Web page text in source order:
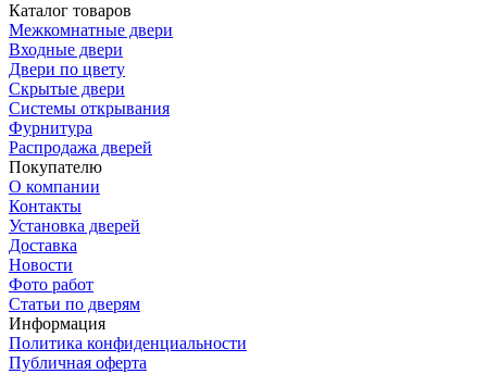
Каталог товаров
Межкомнатные двери
Входные двери
Двери по цвету
Скрытые двери
Системы открывания
Фурнитура
Распродажа дверей
Покупателю
О компании
Контакты
Установка дверей
Доставка
Новости
Фото работ
Статьи по дверям
Информация
Политика конфиденциальности
Публичная оферта